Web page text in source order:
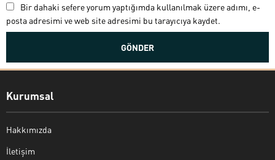
Bir dahaki sefere yorum yaptığımda kullanılmak üzere adımı, e-
posta adresimi ve web site adresimi bu tarayıcıya kaydet.
Kurumsal
Hakkımızda
İletişim